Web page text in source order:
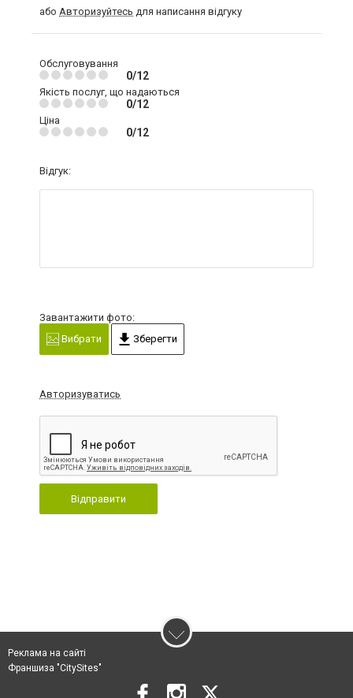
або Авторизуйтесь для написання відгуку
Обслуговування
0/12
Якість послуг, що надаються
0/12
Ціна
0/12
Відгук:
Завантажити фото:
Вибрати
Зберегти
Авторизуватись
Відправити
Реклама на сайті
Франшиза "CitySites"